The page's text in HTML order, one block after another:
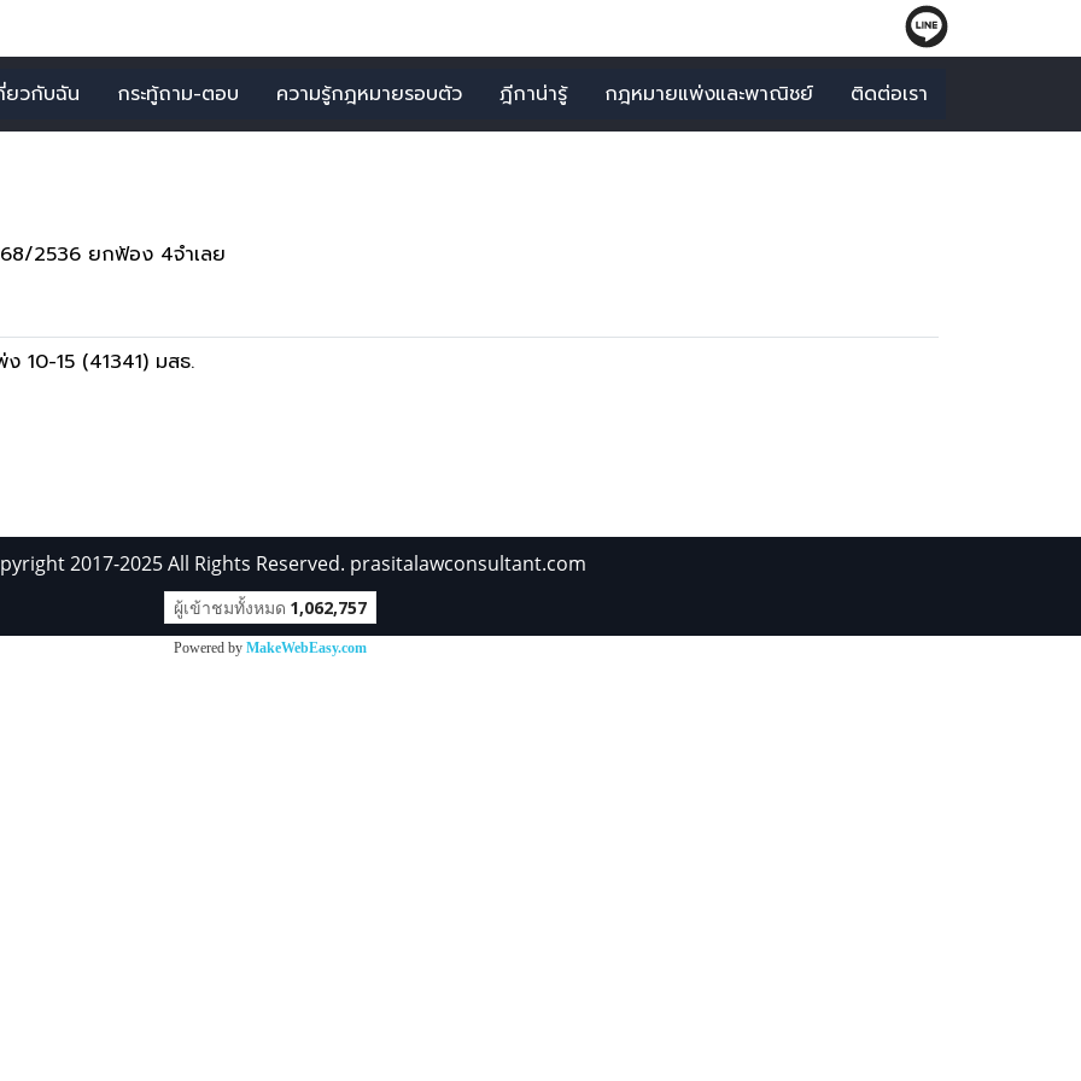
ยวกับฉัน กระทู้ถาม-ตอบ ความรู้กฎหมายรอบตัว ฎีกาน่ารู้ กฎหมายแพ่งและพาณิชย์ ติดต่อเรา
2536 ยกฟ้อง 4จำเลย
10-15 (41341) มสธ.
2017-2025 All Rights Reserved. prasitalawconsultant.com
ผู้เข้าชมทั้งหมด 1,062,757
Powered by MakeWebEasy.com